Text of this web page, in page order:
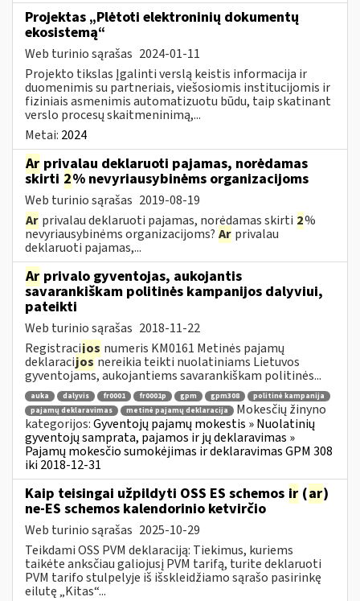
Projektas „Plėtoti elektroninių dokumentų
ekosistemą“
Web turinio sąrašas 2024-01-11
Projekto tikslas Įgalinti verslą keistis informacija ir
duomenimis su partneriais, viešosiomis institucijomis ir
fiziniais asmenimis automatizuotu būdu, taip skatinant
verslo procesų skaitmeninimą,...
Metai: 2024
Ar privalau deklaruoti pajamas, norėdamas
skirti 2% nevyriausybinėms organizacijoms
Web turinio sąrašas 2019-08-19
Ar privalau deklaruoti pajamas, norėdamas skirti 2%
nevyriausybinėms organizacijoms? Ar privalau
deklaruoti pajamas,...
Ar privalo gyventojas, aukojantis
savarankiškam politinės kampanijos dalyviui,
pateikti
Web turinio sąrašas 2018-11-22
Registracijos numeris KM0161 Metinės pajamų
deklaracijosnereikia teikti nuolatiniams Lietuvos
gyventojams, aukojantiems savarankiškam politinės...
auka dalyvis fr0001 fr0001p gpm gpm308
politinė kampanija
pajamų deklaravimas
metinė pajamų deklaracija
Mokesčių žinyno
kategorijos:Gyventojų pajamų mokestis » Nuolatinių
gyventojų samprata, pajamos ir jų deklaravimas »
Pajamų mokesčio sumokėjimas ir deklaravimas GPM 308
iki 2018-12-31
Kaip teisingai užpildyti OSS ES schemos ir (ar)
ne-ES schemos kalendorinio ketvirčio
Web turinio sąrašas 2025-10-29
Teikdami OSS PVM deklaraciją: Tiekimus, kuriems
taikėte anksčiau galiojusį PVM tarifą, turite deklaruoti
PVM tarifo stulpelyje iš išskleidžiamo sąrašo pasirinkę
eilutę „Kitas“...